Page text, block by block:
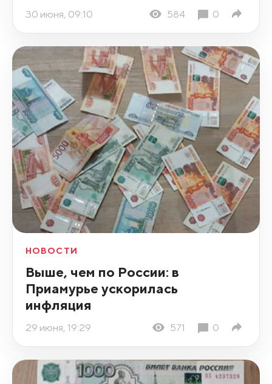
30 июня, 09:10 584 0
НОВОСТИ
Выше, чем по России: в
Приамурье ускорилась
инфляция
29 июня, 19:29 571 0